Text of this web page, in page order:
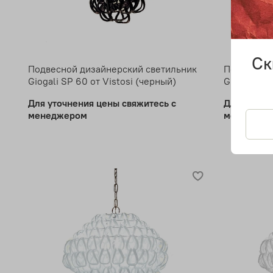
Подвесной дизайнерский светильник
Giogali SP 60 от Vistosi (черный)
Для уточнения цены свяжитесь с
менеджером
Giogali SP
Для